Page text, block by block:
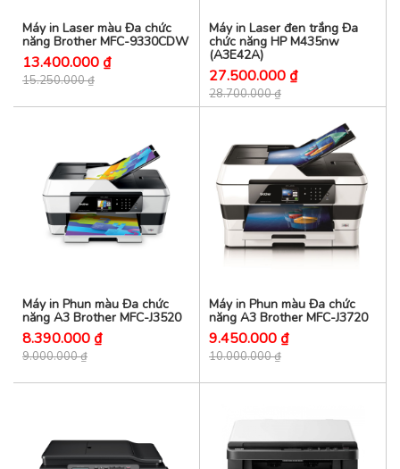
Máy in Laser màu Đa chức
năng Brother MFC-9330CDW
13.400.000 ₫
15.250.000 ₫
Máy in Laser đen trắng Đa
chức năng HP M435nw
(A3E42A)
27.500.000 ₫
28.700.000 ₫
Máy in Phun màu Đa chức
năng A3 Brother MFC-J3520
8.390.000 ₫
9.000.000 ₫
Máy in Phun màu Đa chức
năng A3 Brother MFC-J3720
9.450.000 ₫
10.000.000 ₫